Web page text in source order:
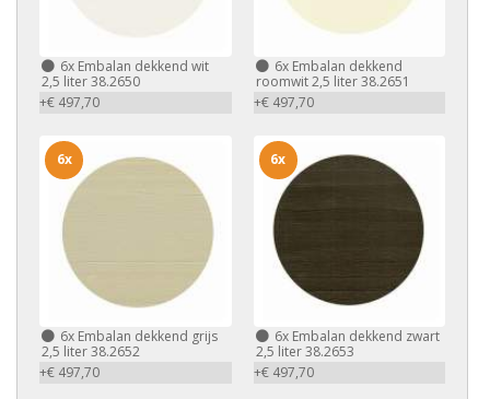
6x Embalan dekkend wit
2,5 liter 38.2650
+€ 497,70
6xEmbalan dekkend
roomwit 2,5 liter 38.2651
+€ 497,70
6x Embalan dekkend grijs
2,5 liter 38.2652
+€ 497,70
6x
6xEmbalan dekkend zwart
2,5 liter 38.2653
+€ 497,70
6x